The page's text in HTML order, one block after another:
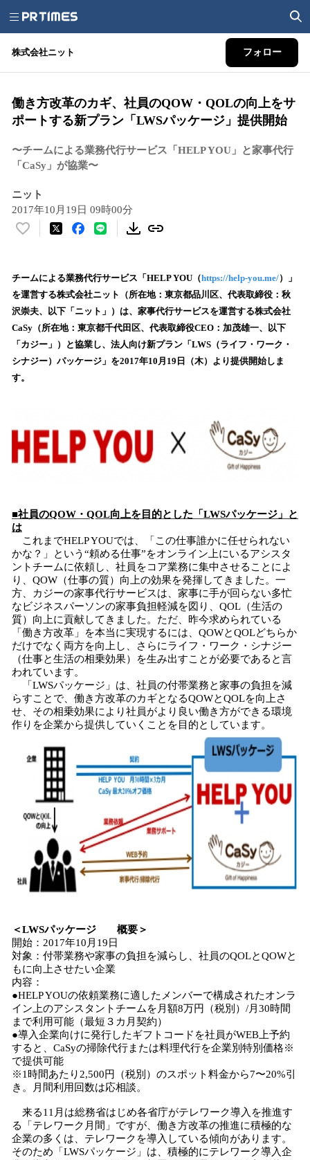
株式会社ニット フォロー
働き方改革のカギ、社員のQOW・QOLの向上をサ
ポートする新プラン「LWSパッケージ」提供開始
〜チームによる業務代行サービス「HELP YOU」と家事代行
「CaSy」が協業〜
ニット
2017年10月19日 09時00分
い
！
数
を
読
み
込
み
中
チームによる業務代行サービス「HELP YOU（https://help-you.me/）」
を運営する株式会社ニット（所在地：東京都品川区、代表取締役：秋
沢崇夫、以下「ニット」）は、家事代行サービスを運営する株式会社
CaSy（所在地：東京都千代田区、代表取締役CEO：加茂雄一、以下
「カジー」）と協業し、法人向け新プラン「LWS（ライフ・ワーク・
シナジー）パッケージ」を2017年10月19日（木）より提供開始しま
す。
■社員のQOW・QOL向上を目的とした「LWSパッケージ」と
は
これまでHELP YOUでは、「この仕事誰かに任せられない
かな？」という“頼める仕事”をオンライン上にいるアシスタ
ントチームに依頼し、社員をコア業務に集中させることによ
り、QOW（仕事の質）向上の効果を発揮してきました。一
方、カジーの家事代行サービスは、家事に手が回らない多忙
なビジネスパーソンの家事負担軽減を図り、QOL（生活の
質）向上に貢献してきました。ただ、昨今求められている
「働き方改革」を本当に実現するには、QOWとQOLどちらか
だけでなく両方を向上し、さらにライフ・ワーク・シナジー
（仕事と生活の相乗効果）を生み出すことが必要であると言
われています。
「LWSパッケージ」は、社員の付帯業務と家事の負担を減
らすことで、働き方改革のカギとなるQOWとQOLを向上さ
せ、その相乗効果により社員がより良い働き方ができる環境
作りを企業から提供していくことを目的としています。
＜LWSパッケージ 概要＞
開始：2017年10月19日
対象：付帯業務や家事の負担を減らし、社員のQOLとQOWと
もに向上させたい企業
内容：
●HELP YOUの依頼業務に適したメンバーで構成されたオンラ
イン上のアシスタントチームを月額8万円（税別）/月30時間
まで利用可能（最短３カ月契約）
●導入企業向けに発行したギフトコードを社員がWEB上予約
すると、CaSyの掃除代行または料理代行を企業別特別価格※
で提供可能
※1時間あたり2,500円（税別）のスポット料金から7〜20%引
き。月間利用回数は応相談。
来る11月は総務省はじめ各省庁がテレワーク導入を推進す
る「テレワーク月間」ですが、働き方改革の推進に積極的な
企業の多くは、テレワークを導入している傾向があります。
そのため「LWSパッケージ」は、積極的にテレワーク導入企